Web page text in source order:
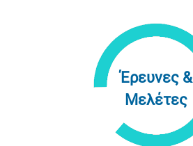
Έρευνες &
Μελέτες